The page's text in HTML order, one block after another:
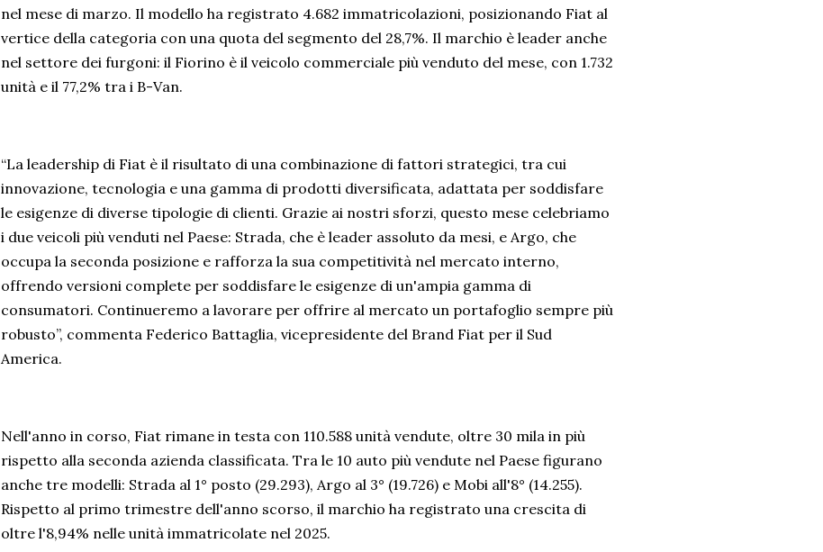
nel mese di marzo. Il modello ha registrato 4.682 immatricolazioni, posizionando Fiat al
vertice della categoria con una quota del segmento del 28,7%. Il marchio è leader anche
nel settore dei furgoni: il Fiorino è il veicolo commerciale più venduto del mese, con 1.732
unità e il 77,2% tra i B-Van.
“La leadership di Fiat è il risultato di una combinazione di fattori strategici, tra cui
innovazione, tecnologia e una gamma di prodotti diversificata, adattata per soddisfare
le esigenze di diverse tipologie di clienti. Grazie ai nostri sforzi, questo mese celebriamo
i due veicoli più venduti nel Paese: Strada, che è leader assoluto da mesi, e Argo, che
occupa la seconda posizione e rafforza la sua competitività nel mercato interno,
offrendo versioni complete per soddisfare le esigenze di un'ampia gamma di
consumatori. Continueremo a lavorare per offrire al mercato un portafoglio sempre più
robusto”, commenta Federico Battaglia, vicepresidente del Brand Fiat per il Sud
America.
Nell'anno in corso, Fiat rimane in testa con 110.588 unità vendute, oltre 30 mila in più
rispetto alla seconda azienda classificata. Tra le 10 auto più vendute nel Paese figurano
anche tre modelli: Strada al 1° posto (29.293), Argo al 3° (19.726) e Mobi all'8° (14.255).
Rispetto al primo trimestre dell'anno scorso, il marchio ha registrato una crescita di
oltre l'8,94% nelle unità immatricolate nel 2025.